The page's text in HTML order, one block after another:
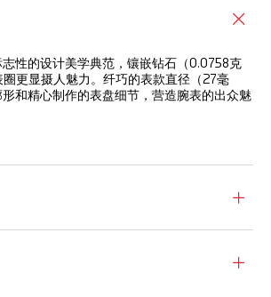
性的设计美学典范，镶嵌钻石（0.0758克
圈更显摄人魅力。纤巧的表款直径（27毫
和精心制作的表盘细节，营造腕表的出众魅
of the wrist.